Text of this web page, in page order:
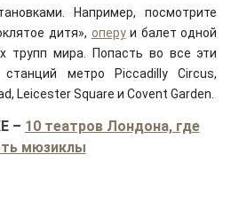
Например, посмотрите
дитя», оперуи балет одной
трупп мира. Попасть во все эти
метро Piccadilly Circus,
Leicester Square и Covent Garden.
– 10 театров Лондона, где
мюзиклы